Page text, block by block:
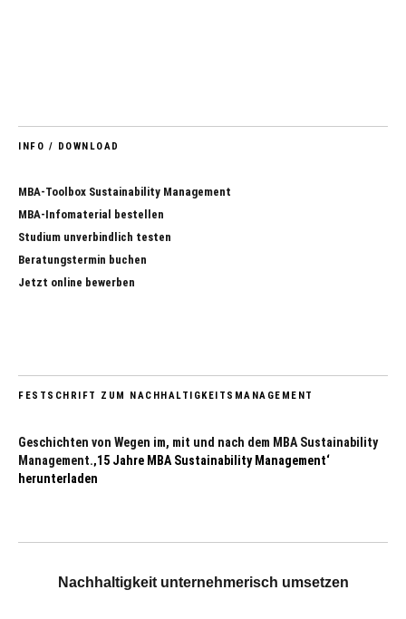
INFO / DOWNLOAD
MBA-Toolbox Sustainability Management
MBA-Infomaterial bestellen
Studium unverbindlich testen
Beratungstermin buchen
Jetzt online bewerben
FESTSCHRIFT ZUM NACHHALTIGKEITSMANAGEMENT
Geschichten von Wegen im, mit und nach dem MBA Sustainability
Management.‚15 Jahre MBA Sustainability Management‘
herunterladen
Nachhaltigkeit unternehmerisch umsetzen